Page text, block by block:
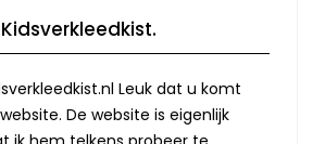
Leuk dat u komt
De website is eigenlijk